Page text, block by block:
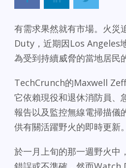
有需求果然就有市場。火災
Duty，近期因Los Angeles
為受到持續威脅的當地居民
TechCrunch的Maxwell
它依賴現役和退休消防員、
報告以及監控無線電掃描儀
供有關活躍野火的即時更新。
於一月上旬的那一週野火中